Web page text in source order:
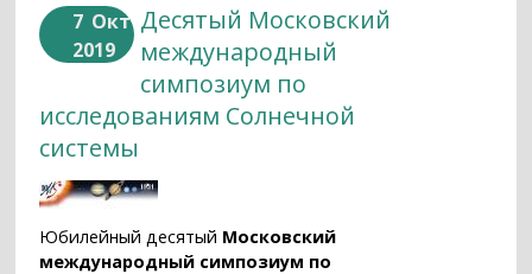
7 Окт
2019
Десятый Московский
международный
симпозиум по
исследованиям Солнечной
системы
Юбилейный десятый Московский
международный симпозиум по